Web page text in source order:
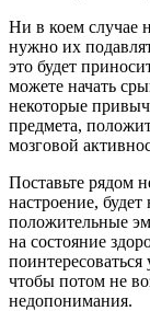
Ни в коем случае
нужно их
это будет
можете начать
некоторые
предмета,
мозговой
Поставьте рядом
настроение,
положительные
на состояние
поинтересоваться
чтобы потом не
недопонимания.